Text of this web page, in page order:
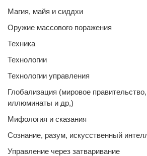
Магия, майя и сиддхи
Оружие массового поражения
Техника
Технологии
Технологии управления
Глобализация (мировое
иллюминаты и др,)
Мифология и сказания
Сознание, разум, искусственный
Управление через затваривание